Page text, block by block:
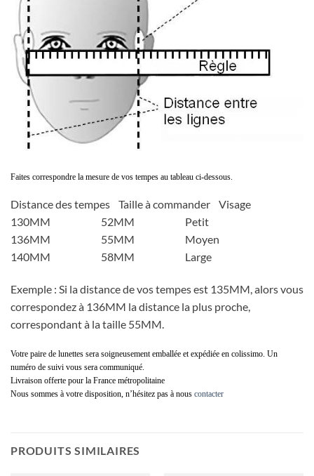
Faites correspondre la mesure de vos tempes au tableau ci-dessous.
Distance des tempes Taille à commander Visage
130MM 52MM Petit
136MM 55MM Moyen
140MM 58MM Large
Exemple : Si la distance de vos tempes est 135MM, alors vous
correspondez à 136MM la distance la plus proche,
correspondant à la taille 55MM.
Votre paire de lunettes sera soigneusement emballée et expédiée en colissimo. Un
numéro de suivi vous sera communiqué.
Livraison offerte pour la France métropolitaine
Nous sommes à votre disposition, n’hésitez pas à nous contacter
PRODUITS SIMILAIRES